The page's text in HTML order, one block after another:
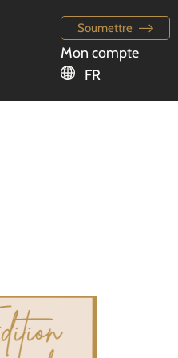
Soumettre
Mon compte
FR